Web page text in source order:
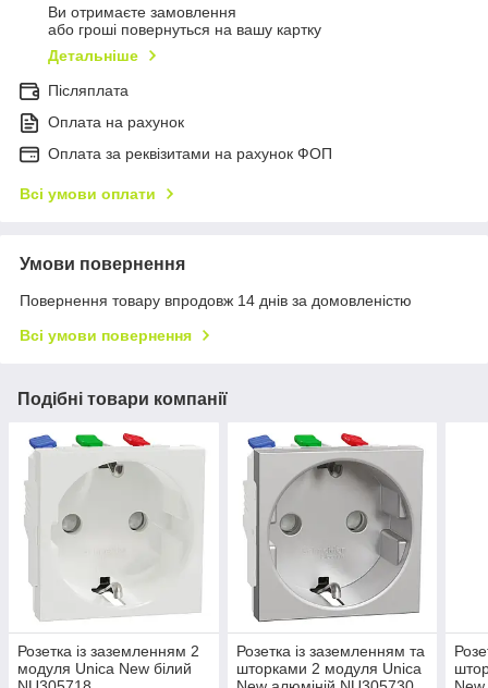
Ви отримаєте замовлення
або гроші повернуться на вашу картку
Детальніше
Післяплата
Оплата на рахунок
Оплата за реквізитами на рахунок ФОП
Всі умови оплати
Умови повернення
Повернення товару впродовж 14 днів за домовленістю
Всі умови повернення
Подібні товари компанії
Розетка із заземленням 2
модуля Unica New білий
Розетка із заземленням та
шторками 2 модуля Unica